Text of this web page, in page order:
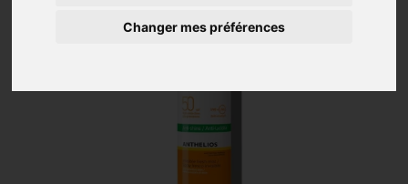
Changer mes préférences